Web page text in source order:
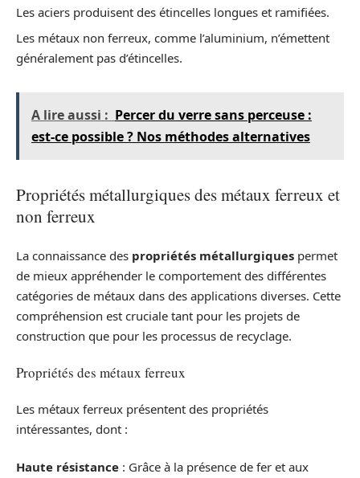
Les aciers produisent des étincelles longues et ramifiées.
Les métaux non ferreux, comme l’aluminium, n’émettent
généralement pas d’étincelles.
A lire aussi : Percer du verre sans perceuse :
est-ce possible ? Nos méthodes alternatives
Propriétés métallurgiques des métaux ferreux et
non ferreux
La connaissance des propriétés métallurgiques permet
de mieux appréhender le comportement des différentes
catégories de métaux dans des applications diverses. Cette
compréhension est cruciale tant pour les projets de
construction que pour les processus de recyclage.
Propriétés des métaux ferreux
Les métaux ferreux présentent des propriétés
intéressantes, dont :
Haute résistance : Grâce à la présence de fer et aux